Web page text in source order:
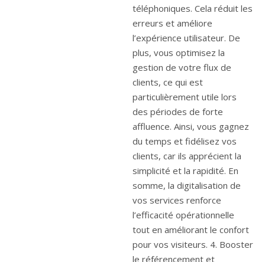
téléphoniques. Cela réduit les
erreurs et améliore
l’expérience utilisateur. De
plus, vous optimisez la
gestion de votre flux de
clients, ce qui est
particulièrement utile lors
des périodes de forte
affluence. Ainsi, vous gagnez
du temps et fidélisez vos
clients, car ils apprécient la
simplicité et la rapidité. En
somme, la digitalisation de
vos services renforce
l’efficacité opérationnelle
tout en améliorant le confort
pour vos visiteurs. 4. Booster
le référencement et